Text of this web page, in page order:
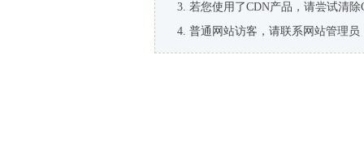
若您使用了CDN产品，请尝试清除
普通网站访客，请联系网站管理员